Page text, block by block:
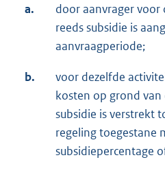
a.
door aanvrager
reeds subsidie is
aanvraagperiode;
b.
voor dezelfde
kosten op grond van
subsidie is verstrekt
regeling toegestane
subsidiepercentage